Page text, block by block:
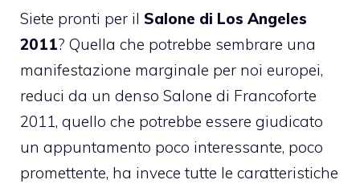
Siete pronti per il Salone di Los Angeles
2011? Quella che potrebbe sembrare una
manifestazione marginale per noi europei,
reduci da un denso Salone di Francoforte
2011, quello che potrebbe essere giudicato
un appuntamento poco interessante, poco
promettente, ha invece tutte le caratteristiche